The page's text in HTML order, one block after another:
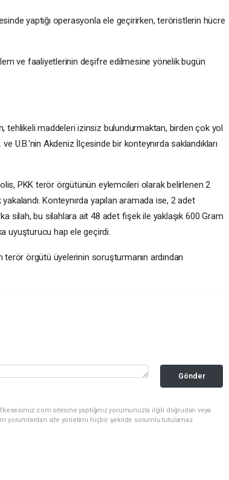
yaptığı operasyonla ele geçirirken, teröristlerin hücre
ve faaliyetlerinin deşifre edilmesine yönelik bugün
maddeleri izinsiz bulundurmaktan, birden çok yol
U.B.'nin Akdeniz İlçesinde bir konteynırda saklandıkları
PKK terör örgütünün eylemcileri olarak belirlenen 2
Konteynırda yapılan aramada ise, 2 adet
silah, bu silahlara ait 48 adet fişek ile yaklaşık 600 Gram
uyuşturucu hap ele geçirdi.
terör örgütü üyelerinin soruşturmanın ardından
Gönder
sitesine yaptığınız yorumunuzla ilgili doğrudan veya
yorumlardan site yönetimi hiçbir şekilde sorumlu tutulamaz.